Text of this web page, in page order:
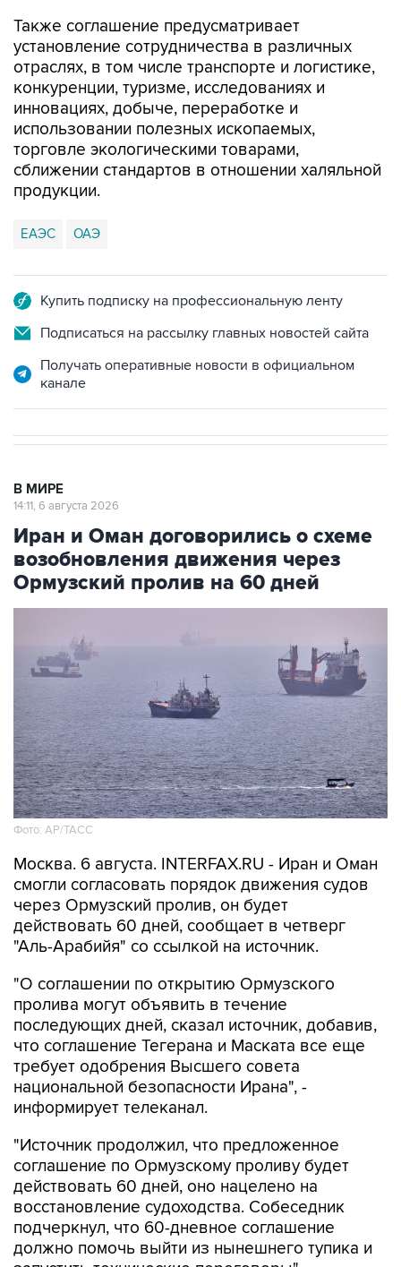
Также соглашение предусматривает
установление сотрудничества в различных
отраслях, в том числе транспорте и логистике,
конкуренции, туризме, исследованиях и
инновациях, добыче, переработке и
использовании полезных ископаемых,
торговле экологическими товарами,
сближении стандартов в отношении халяльной
продукции.
ЕАЭС ОАЭ
Купить подписку на профессиональную ленту
Подписаться на рассылку главных новостей сайта
Получать оперативные новости в официальном
канале
В МИРЕ
14:11, 6 августа 2026
Иран и Оман договорились о схеме
возобновления движения через
Ормузский пролив на 60 дней
Фото: AP/ТАСС
Москва. 6 августа. INTERFAX.RU - Иран и Оман
смогли согласовать порядок движения судов
через Ормузский пролив, он будет
действовать 60 дней, сообщает в четверг
"Аль-Арабийя" со ссылкой на источник.
"О соглашении по открытию Ормузского
пролива могут объявить в течение
последующих дней, сказал источник, добавив,
что соглашение Тегерана и Маската все еще
требует одобрения Высшего совета
национальной безопасности Ирана", -
информирует телеканал.
"Источник продолжил, что предложенное
соглашение по Ормузскому проливу будет
действовать 60 дней, оно нацелено на
восстановление судоходства. Собеседник
подчеркнул, что 60-дневное соглашение
должно помочь выйти из нынешнего тупика и